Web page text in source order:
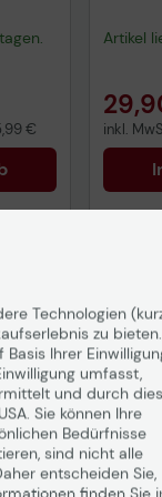
€
323-
Artikel
inkl.
Technologien
zu bieten.
Basis Ihrer
umfasst,
und durch
Sie können Ihre
Bedürfnisse
sind nicht alle
entscheiden Sie,